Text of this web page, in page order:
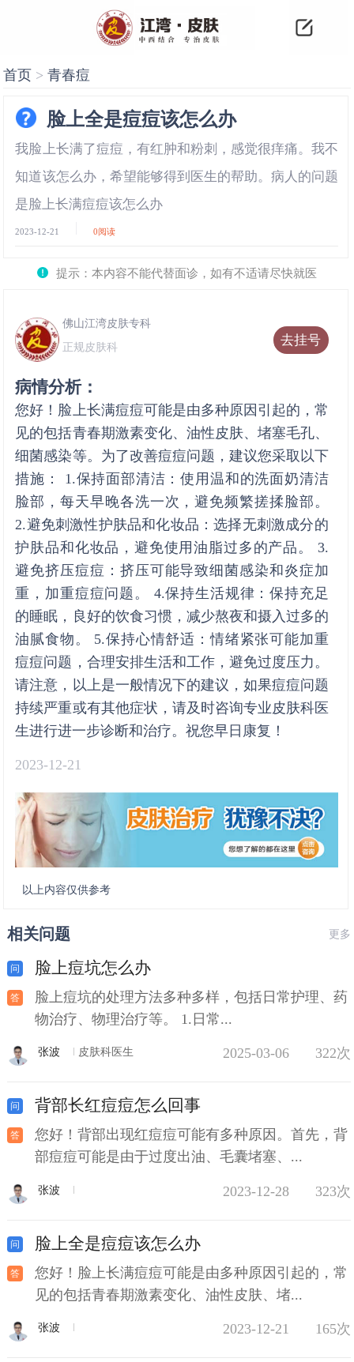
首页 >青春痘
脸上全是痘痘该怎么办
我脸上长满了痘痘，有红肿和粉刺，感觉很痒痛。我不
知道该怎么办，希望能够得到医生的帮助。病人的问题
是脸上长满痘痘该怎么办
2023-12-21 0阅读
提示：本内容不能代替面诊，如有不适请尽快就医
去挂号
佛山江湾皮肤专科
正规皮肤科
病情分析：
您好！脸上长满痘痘可能是由多种原因引起的，常
见的包括青春期激素变化、油性皮肤、堵塞毛孔、
细菌感染等。为了改善痘痘问题，建议您采取以下
措施： 1.保持面部清洁：使用温和的洗面奶清洁
脸部，每天早晚各洗一次，避免频繁搓揉脸部。
2.避免刺激性护肤品和化妆品：选择无刺激成分的
护肤品和化妆品，避免使用油脂过多的产品。 3.
避免挤压痘痘：挤压可能导致细菌感染和炎症加
重，加重痘痘问题。 4.保持生活规律：保持充足
的睡眠，良好的饮食习惯，减少熬夜和摄入过多的
油腻食物。 5.保持心情舒适：情绪紧张可能加重
痘痘问题，合理安排生活和工作，避免过度压力。
请注意，以上是一般情况下的建议，如果痘痘问题
持续严重或有其他症状，请及时咨询专业皮肤科医
生进行进一步诊断和治疗。祝您早日康复！
2023-12-21
以上内容仅供参考
相关问题 更多
脸上痘坑怎么办
脸上痘坑的处理方法多种多样，包括日常护理、药
物治疗、物理治疗等。 1.日常...
张波 皮肤科医生 2025-03-06 322次
背部长红痘痘怎么回事
您好！背部出现红痘痘可能有多种原因。首先，背
部痘痘可能是由于过度出油、毛囊堵塞、...
张波 2023-12-28 323次
脸上全是痘痘该怎么办
您好！脸上长满痘痘可能是由多种原因引起的，常
见的包括青春期激素变化、油性皮肤、堵...
张波 2023-12-21 165次